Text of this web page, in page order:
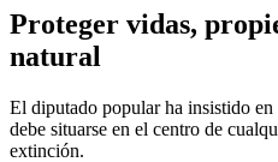
Proteger vidas,
natural
El diputado popular ha insistido en
debe situarse en el centro de
extinción.